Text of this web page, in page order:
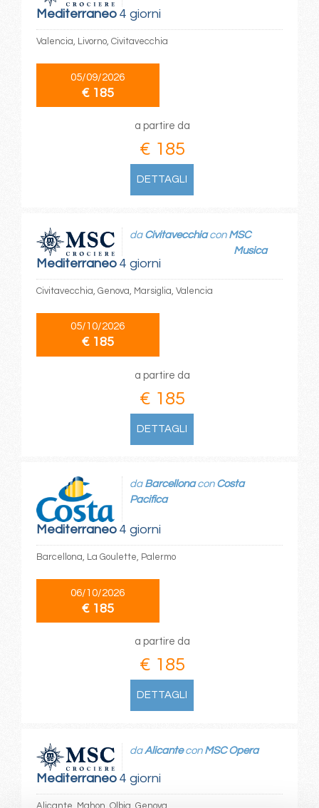
Mediterraneo4 giorni
Valencia, Livorno, Civitavecchia
05/09/2026
€ 185
a partire da
€ 185
DETTAGLI
Mediterraneo4 giorni
da Civitavecchiacon MSC
Musica
Civitavecchia, Genova, Marsiglia, Valencia
05/10/2026
€ 185
a partire da
€ 185
DETTAGLI
Mediterraneo4 giorni
da Barcellonacon Costa
Pacifica
Barcellona, La Goulette, Palermo
06/10/2026
€ 185
a partire da
€ 185
DETTAGLI
Mediterraneo4 giorni
daAlicantecon MSC Opera